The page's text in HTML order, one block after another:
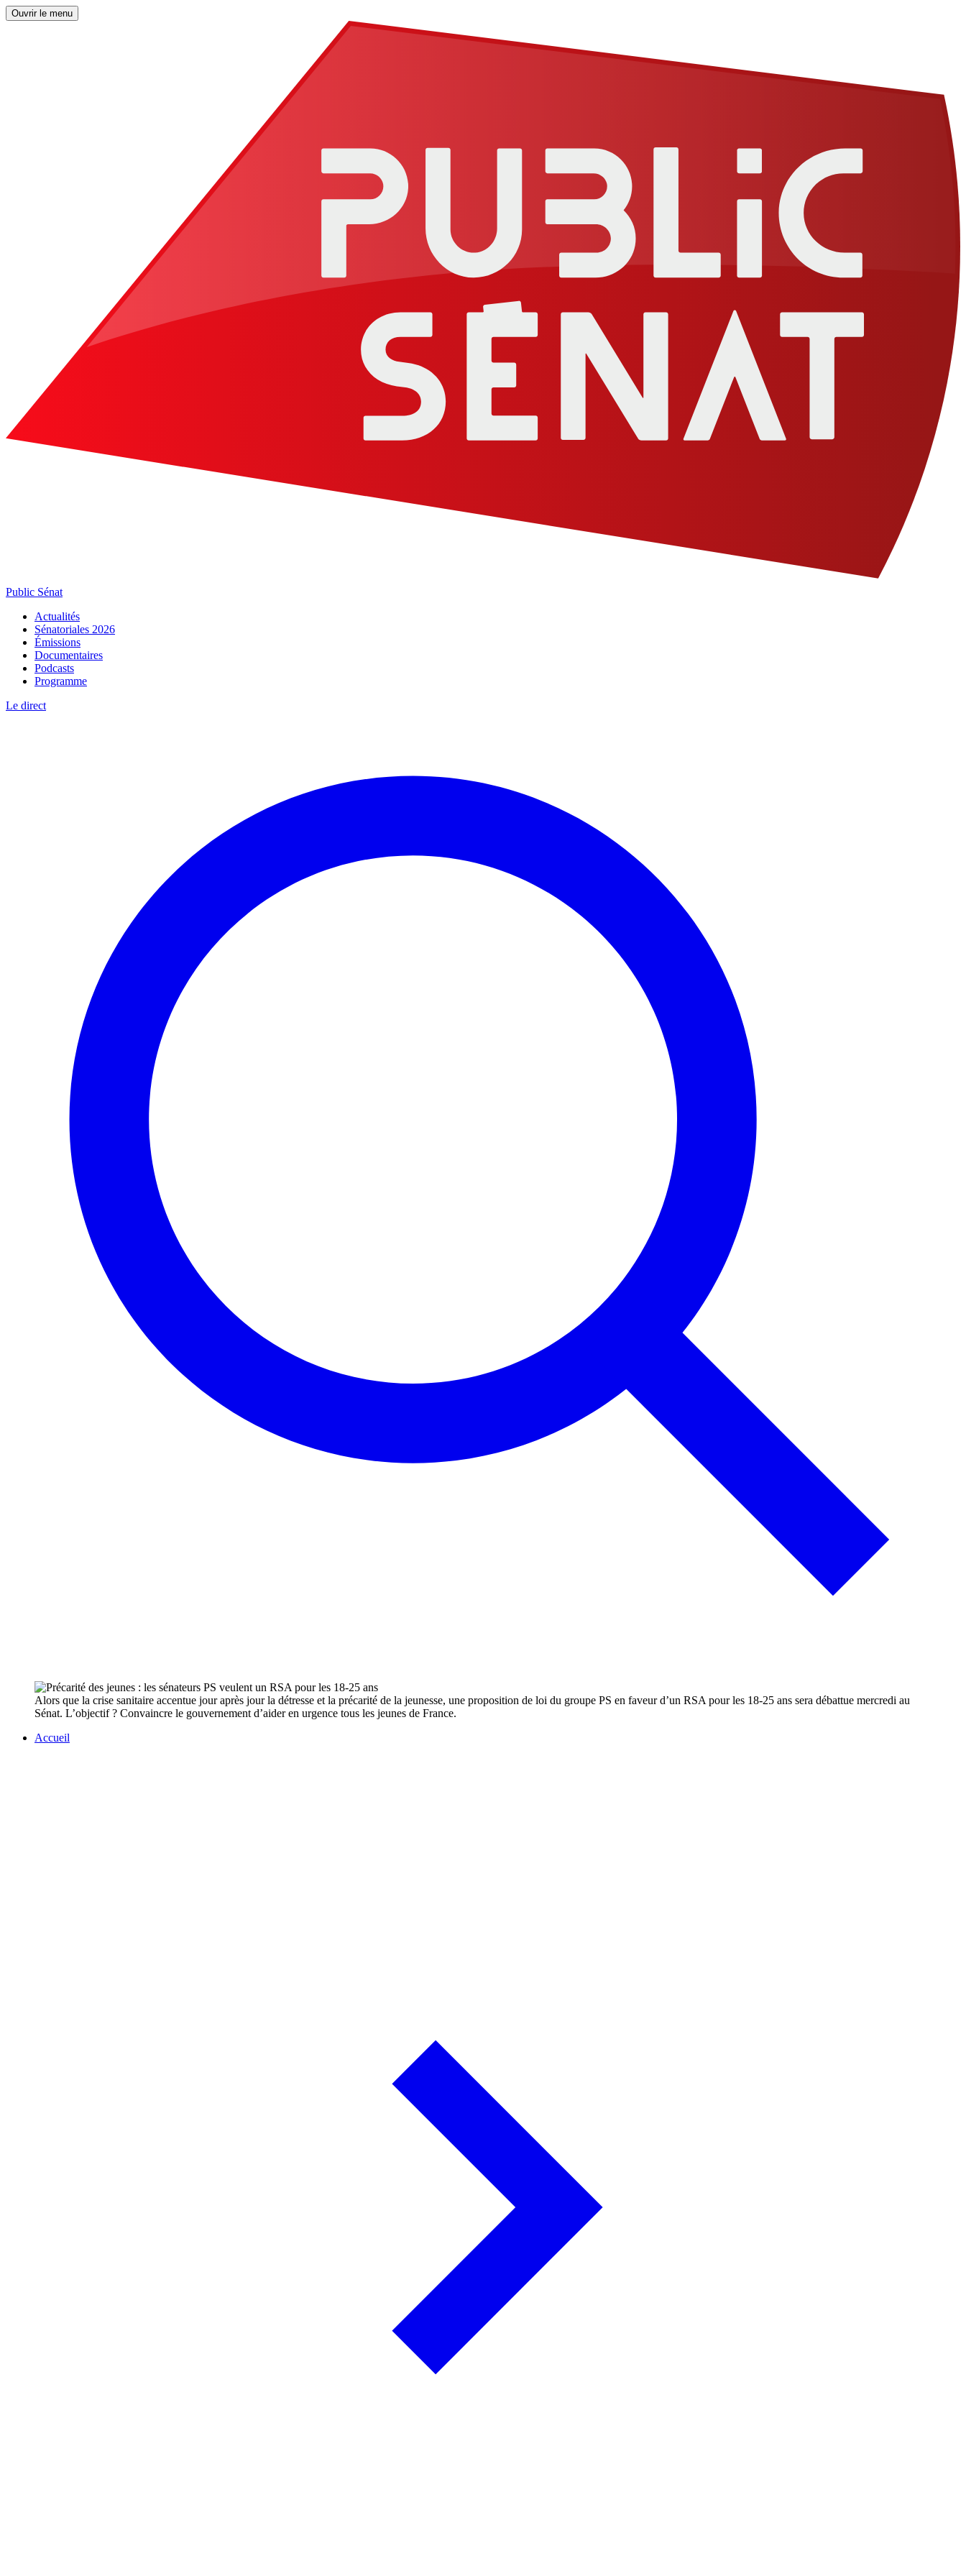
Ouvrir le menu
Public Sénat
Actualités
Sénatoriales 2026
Émissions
Documentaires
Podcasts
Programme
Le direct
Alors que la crise sanitaire accentue jour après jour la détresse et la précarité de la jeunesse, une proposition de loi du groupe PS en faveur d’un RSA pour les 18-25 ans sera débattue mercredi au
Sénat. L’objectif ? Convaincre le gouvernement d’aider en urgence tous les jeunes de France.
Accueil